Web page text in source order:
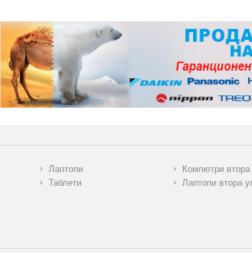
Лаптопи
Таблети
Компютри втора
Лаптопи втора